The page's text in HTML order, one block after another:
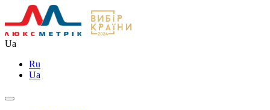
Ua
Ru
Ua